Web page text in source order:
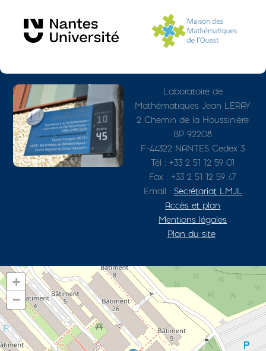
Photo Adresse détaillée
Laboratoire de
Mathématiques Jean LERAY
2 Chemin de la Houssinière
BP 92208
F-44322 NANTES Cedex 3
Tél : +33 2 51 12 59 01
Fax : +33 2 51 12 59 47
Email : Secrétariat LMJL
Accès et plan
Mentions légales
Plan du site
+
−